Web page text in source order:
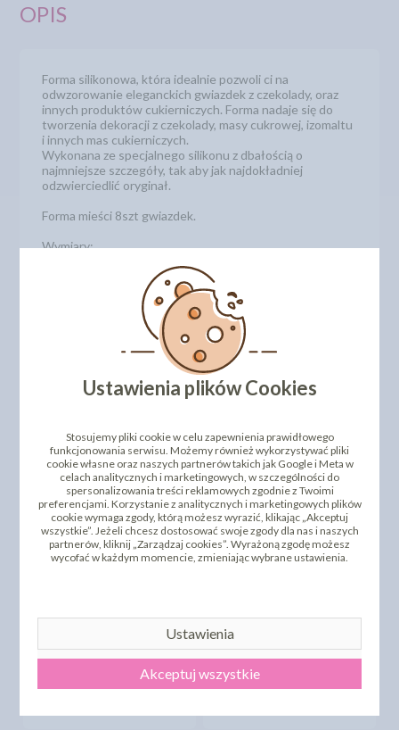
OPIS
Forma silikonowa, która idealnie pozwoli ci na
odwzorowanie eleganckich gwiazdek z czekolady, oraz
innych produktów cukierniczych. Forma nadaje się do
tworzenia dekoracji z czekolady, masy cukrowej, izomaltu
i innych mas cukierniczych.
Wykonana ze specjalnego silikonu z dbałością o
najmniejsze szczegóły, tak aby jak najdokładniej
odzwierciedlić oryginał.
Forma mieści 8szt gwiazdek.
Wymiary:
gwiazdki: 3cm x 3cm
Numer katalogowy: 5051992
DODAJ SWOJĄ OPINIĘ
PRODUKTY PODOBNE
INNI KLIENCI KUPILI TEŻ
cena:27,24 zł
DO KOSZYKA
cena:50,15 zł
DO KOSZYKA
Ustawienia plików Cookies
Stosujemy pliki cookie w celu zapewnienia prawidłowego
funkcjonowania serwisu. Możemy również wykorzystywać pliki
cookie własne oraz naszych partnerów takich jak Google i Meta w
celach analitycznych i marketingowych, w szczególności do
spersonalizowania treści reklamowych zgodnie z Twoimi
preferencjami. Korzystanie z analitycznych i marketingowych plików
cookie wymaga zgody, którą możesz wyrazić, klikając „Akceptuj
wszystkie”. Jeżeli chcesz dostosować swoje zgody dla nas i naszych
partnerów, kliknij „Zarządzaj cookies”. Wyrażoną zgodę możesz
wycofać w każdym momencie, zmieniając wybrane ustawienia.
Ustawienia
Akceptuj wszystkie